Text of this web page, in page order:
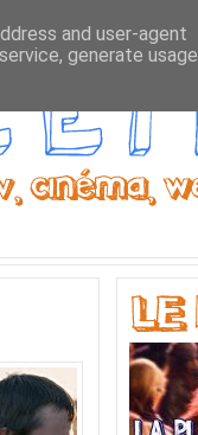
and user-agent
generate usage